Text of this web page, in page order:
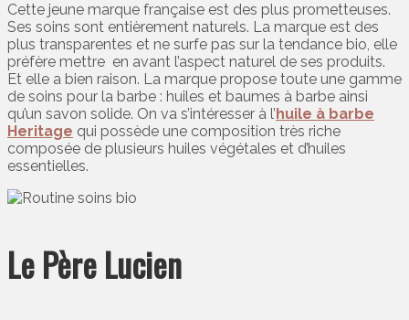
Cette jeune marque française est des plus prometteuses.
Ses soins sont entièrement naturels. La marque est des
plus transparentes et ne surfe pas sur la tendance bio, elle
préfère mettre en avant l’aspect naturel de ses produits.
Et elle a bien raison. La marque propose toute une gamme
de soins pour la barbe : huiles et baumes à barbe ainsi
qu’un savon solide. On va s’intéresser à l’huile à barbe
Heritage qui possède une composition très riche
composée de plusieurs huiles végétales et d’huiles
essentielles.
Le Père Lucien